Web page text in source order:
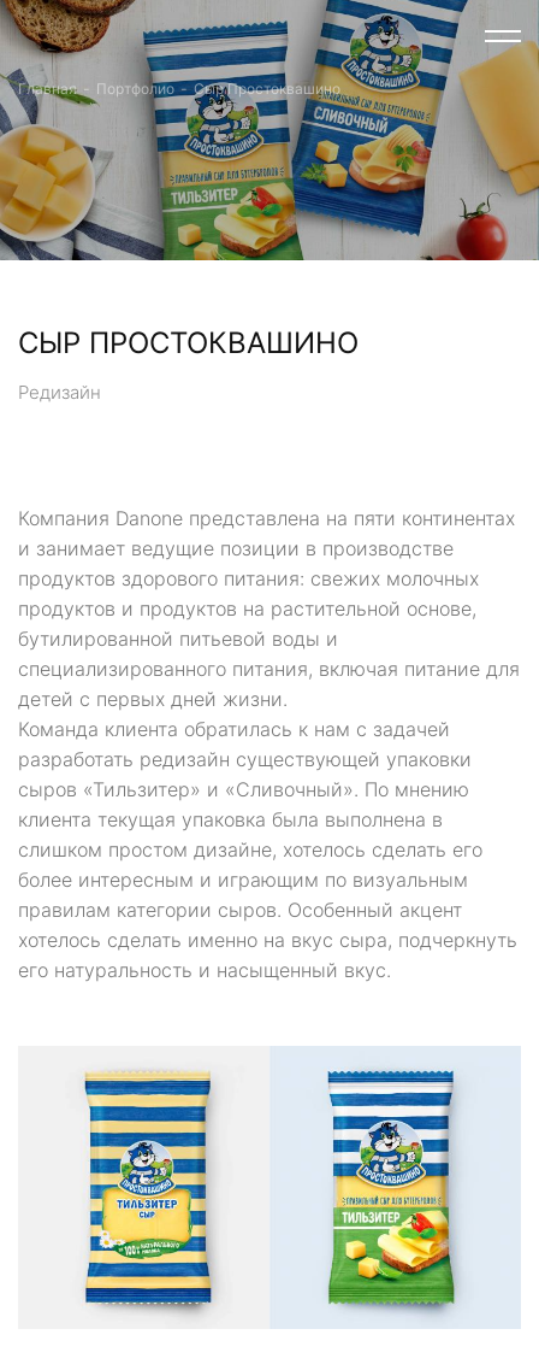
Главная - Портфолио - Сыр Простоквашино
СЫР ПРОСТОКВАШИНО
Редизайн
Компания Danone представлена на пяти континентах
и занимает ведущие позиции в производстве
продуктов здорового питания: свежих молочных
продуктов и продуктов на растительной основе,
бутилированной питьевой воды и
специализированного питания, включая питание для
детей с первых дней жизни.
Команда клиента обратилась к нам с задачей
разработать редизайн существующей упаковки
сыров «Тильзитер» и «Сливочный». По мнению
клиента текущая упаковка была выполнена в
слишком простом дизайне, хотелось сделать его
более интересным и играющим по визуальным
правилам категории сыров. Особенный акцент
хотелось сделать именно на вкус сыра, подчеркнуть
его натуральность и насыщенный вкус.